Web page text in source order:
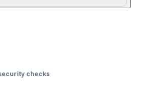
checks